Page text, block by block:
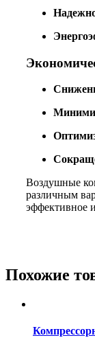
Воздушные
различным
эффективное
Похожие